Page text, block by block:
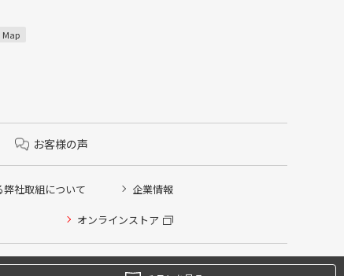
Map
お客様の声
社取組について 企業情報
オンラインストア